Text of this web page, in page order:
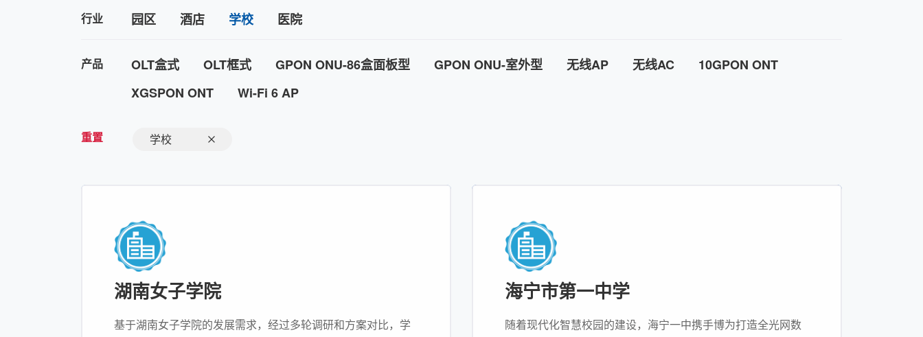
行业 园区 酒店 学校 医院
产品 OLT盒式 OLT框式 GPON ONU-86盒面板型 GPON ONU-室外型 无线AP 无线AC
10GPON ONT
XGSPON ONT
Wi-Fi 6 AP
重置 学校
湖南女子学院
基于湖南女子学院的发展需求，经过多轮调研和方案对比，学
海宁市第一中学
随着现代化智慧校园的建设，海宁一中携手博为打造全光网数